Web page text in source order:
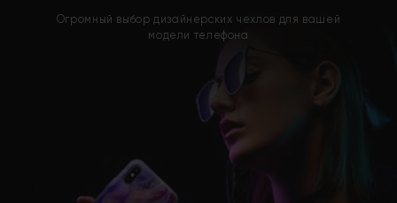
Огромный выбор дизайнерских чехлов для вашей
модели телефона